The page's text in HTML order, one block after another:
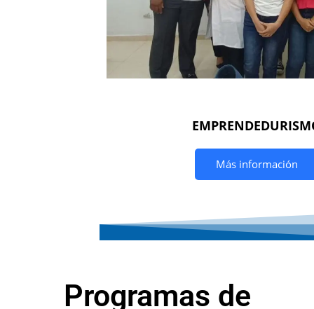
Más información
Programas de